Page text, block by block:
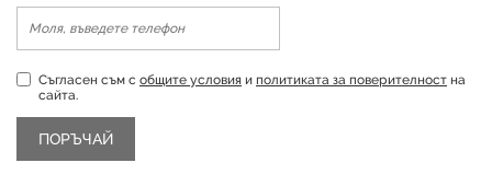
Съгласен съм с общите условия и политиката за поверителност на
сайта.